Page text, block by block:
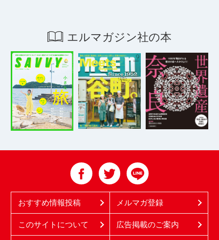
エルマガジン社の本
おすすめ情報投稿 メルマガ登録
このサイトについて 広告掲載のご案内